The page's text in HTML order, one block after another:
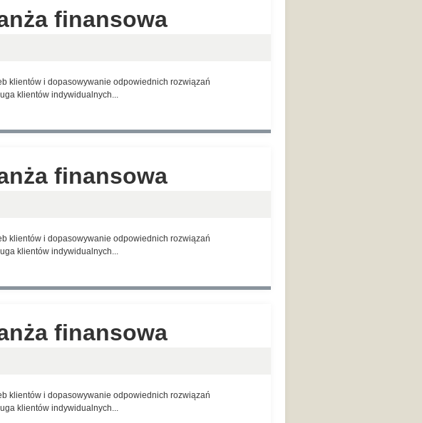
finansowa
klientów i dopasowywanie odpowiednich rozwiązań
klientów indywidualnych...
finansowa
klientów i dopasowywanie odpowiednich rozwiązań
klientów indywidualnych...
finansowa
klientów i dopasowywanie odpowiednich rozwiązań
klientów indywidualnych...